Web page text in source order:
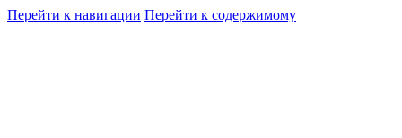
Перейти к навигации Перейти к содержимому